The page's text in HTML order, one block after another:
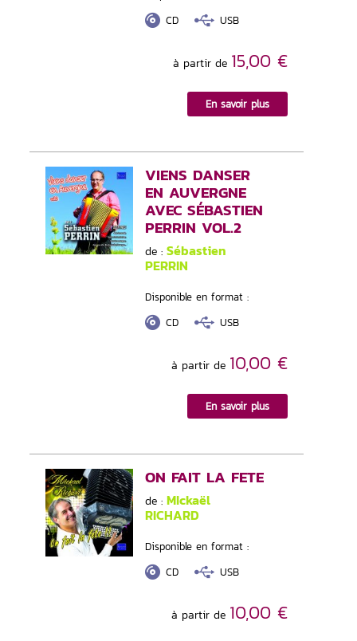
CD
USB
à partir de 15,00 €
En savoir plus
VIENS DANSER
EN AUVERGNE
AVEC SÉBASTIEN
PERRIN VOL.2
de : Sébastien
PERRIN
Disponible en format :
CD
USB
à partir de 10,00 €
En savoir plus
ON FAIT LA FETE
de : MIckaël
RICHARD
Disponible en format :
CD
USB
à partir de 10,00 €